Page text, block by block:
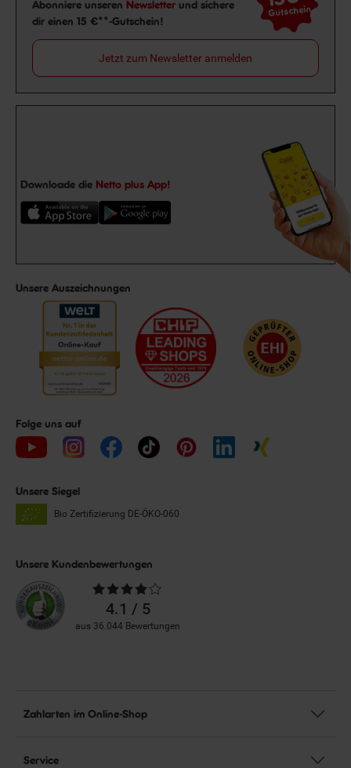
Abonniere unseren Newsletter und sichere
dir einen 15 €**-Gutschein!
Gutschein
Jetzt zum Newsletter anmelden
Downloade die Netto plus App!
Unsere Auszeichnungen
Folge uns auf
Unsere Siegel
Bio Zertifizierung DE-ÖKO-060
Unsere Kundenbewertungen
Durchschnittliche
Bewertungen4.1 / 5
aus 36.044 Bewertungen
Zahlarten im Online-Shop
Service